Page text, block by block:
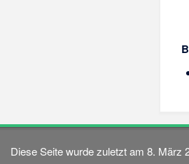
Diese Seite wurde zuletzt am 8. März